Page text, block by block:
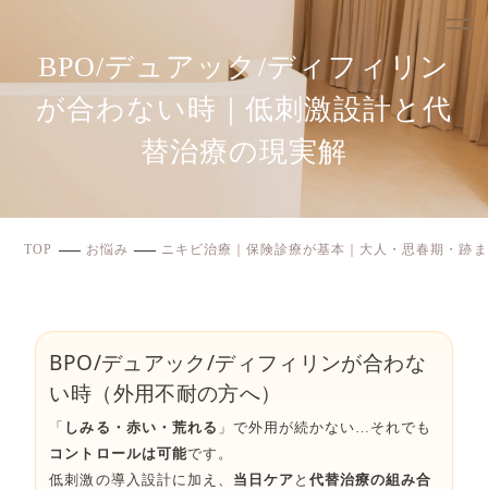
BPO/デュアック/ディフィリン
が合わない時｜低刺激設計と代
替治療の現実解
TOP お悩み ニキビ治療｜保険診療が基本｜大人・思春期・跡
BPO/デュアック/ディフィリンが合わな
い時（外用不耐の方へ）
「 しみる・赤い・荒れる 」で外用が続かない…それでも
コントロールは可能です。
低刺激の導入設計に加え、 当日ケア と代替治療の組み合